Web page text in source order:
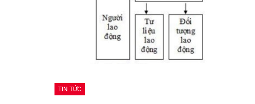
TIN TỨC